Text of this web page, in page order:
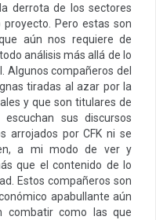
derrota de los sectores
Pero estas son
aún nos requiere de
análisis más allá de lo
Algunos compañeros del
tiradas al azar por la
y que son titulares de
sus discursos
arrojados por CFK ni se
a mi modo de ver y
que el contenido de lo
Estos compañeros son
apabullante aún
combatir como las que